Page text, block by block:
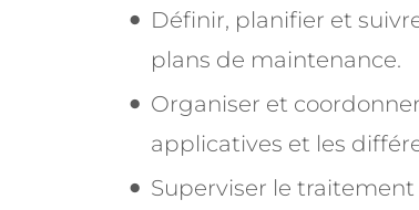
Définir, planifier et
plans de maintenance.
Organiser et
applicatives et les
Superviser le